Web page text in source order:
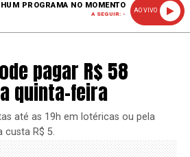
PROGRAMA NO MOMENTO
A SEGUIR: -
AO VIVO
pagar R$ 58
quinta-feira
até as 19h em lotéricas ou pela
custa R$ 5.